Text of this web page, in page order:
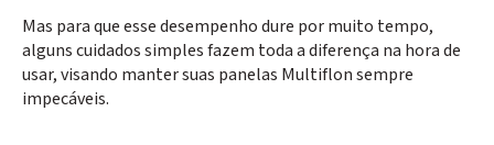
Mas para que esse desempenho dure por muito tempo,
alguns cuidados simples fazem toda a diferença na hora de
usar, visando manter suas panelas Multiflon sempre
impecáveis.